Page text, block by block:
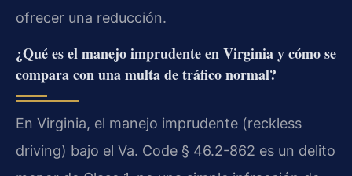
ofrecer una reducción.
¿Qué es el manejo imprudente en Virginia y cómo se
compara con una multa de tráfico normal?
En Virginia, el manejo imprudente (reckless
driving) bajo el Va. Code § 46.2-862 es un delito